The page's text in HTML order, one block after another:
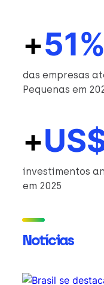
+51%
das empresas
Pequenas em
+
investimentos
em 2025
Notícias